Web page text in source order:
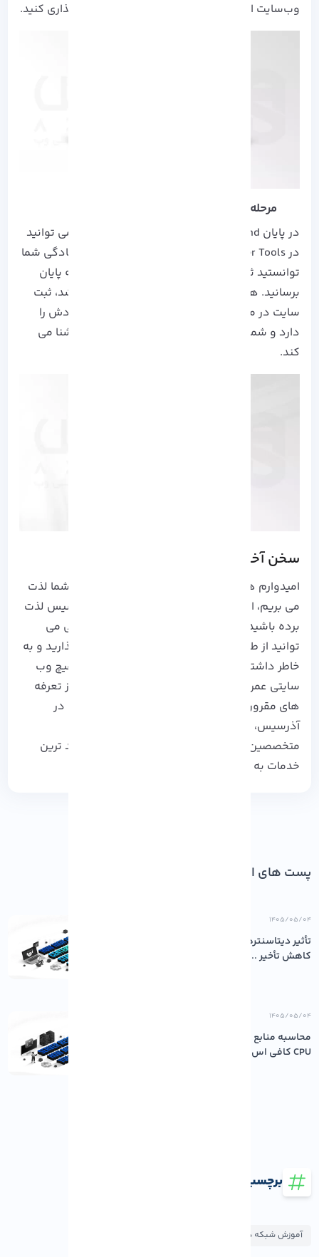
وب‌سایت ارسال کنید را در هر خط، تایپ و یا جای‌گذاری کنید.
مرحله سوم
در پایان Send را بزنید، با این کار Submit URLs را می توانید
درBing Webmaster Tools
ثبت کنید، به همین سادگی شما
توانستید ثبت سایت در موتور جستجوی بینگ را به پایان
برسانید. همان طور که پیش تر از این هم اشاره شد، ثبت
سایت در موتور جستجوی بینگ مزایا بخصوص خودش را
دارد و شما را با دنیای دیگری از کاربران حرفه ای آشنا می
کند.
سخن آخر
امیدوارم همانند ما که از تولید و ارائه محتوا برای شما لذت
می بریم، از همراهی محتوا های منتشر شده آذرسیس لذت
برده باشید، در صورت بروز هرگونه ایراد یا اشکالی می
توانید از طریق باکس زیر پست با ما به اشتراک بگذارید و به
خاطر داشته باشید که بدون میزبانی وب درست هیچ وب
سایتی عمر طولانی خواهد داشت پس برای اطلاع از تعرفه
های مقرون بصرفه و منتخب وب مستران حرفه ای در
آذرسیس، وارد نشانی وب سایت رسمی ما شوید.
متخصصین ما آماده ارائه حرفه ای ترین و هوشمند ترین
خدمات به شما عزیزان می باشند.
پست های اخیر
۱۴۰۵/۰۵/۰۴
تأثیر دیتاسنترهای باکیفیت بر پایداری و
کاهش تأخیر ...
۱۴۰۵/۰۵/۰۴
محاسبه منابع مورد نیاز سرور: چقدر رم و
CPU کافی اس...
برچسب ها
آموزش شبکه های اجتماعی